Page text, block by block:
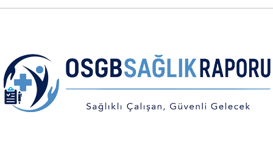
SİNOP
ŞANLIURFA
ŞIRNAK
TEKİRDAĞ